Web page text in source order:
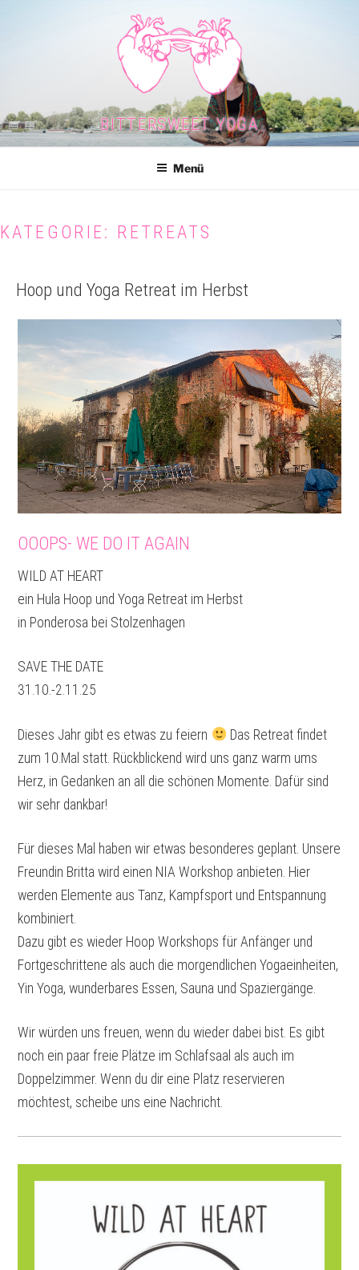
BITTERSWEET YOGA
Menü
KATEGORIE: RETREATS
Hoop und Yoga Retreat im Herbst
OOOPS- WE DO IT AGAIN
WILD AT HEART
ein Hula Hoop und Yoga Retreat im Herbst
in Ponderosa bei Stolzenhagen
SAVE THE DATE
31.10.-2.11.25
Dieses Jahr gibt es etwas zu feiern
Das Retreat findet
zum 10.Mal statt. Rückblickend wird uns ganz warm ums
Herz, in Gedanken an all die schönen Momente. Dafür sind
wir sehr dankbar!
Für dieses Mal haben wir etwas besonderes geplant. Unsere
Freundin Britta wird einen NIA Workshop anbieten. Hier
werden Elemente aus Tanz, Kampfsport und Entspannung
kombiniert.
Dazu gibt es wieder Hoop Workshops für Anfänger und
Fortgeschrittene als auch die morgendlichen Yogaeinheiten,
Yin Yoga, wunderbares Essen, Sauna und Spaziergänge.
Wir würden uns freuen, wenn du wieder dabei bist. Es gibt
noch ein paar freie Plätze im Schlafsaal als auch im
Doppelzimmer. Wenn du dir eine Platz reservieren
möchtest, scheibe uns eine Nachricht.